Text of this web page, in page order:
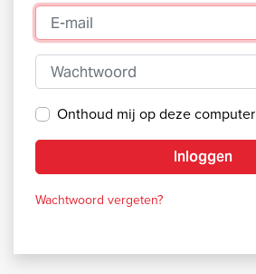
E-mail
Wachtwoord
Onthoud mij op deze computer
Inloggen
Wachtwoord vergeten?